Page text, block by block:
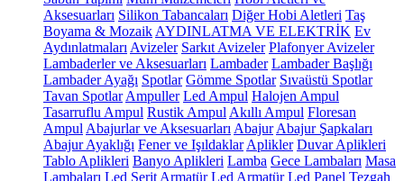
Aksesuarları Silikon Tabancaları Diğer Hobi Aletleri Taş
Boyama & Mozaik AYDINLATMA VE ELEKTRİK Ev
Aydınlatmaları Avizeler Sarkıt Avizeler Plafonyer Avizeler
Lambaderler ve Aksesuarları Lambader Lambader Başlığı
Lambader Ayağı Spotlar Gömme Spotlar Sıvaüstü Spotlar
Tavan Spotlar Ampuller Led Ampul Halojen Ampul
Tasarruflu Ampul Rustik Ampul Akıllı Ampul Floresan
Ampul Abajurlar ve Aksesuarları Abajur Abajur Şapkaları
Abajur Ayaklığı Fener ve Işıldaklar Aplikler Duvar Aplikleri
Tablo Aplikleri Banyo Aplikleri Lamba Gece Lambaları Masa
Lambaları Led Şerit Armatür Led Armatür Led Panel Tezgah